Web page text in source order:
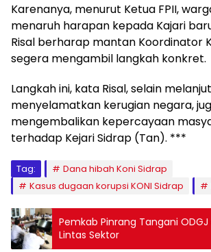
Karenanya, menurut Ketua FPII,
menaruh harapan kepada Kajari
Risal berharap mantan Koordinator
segera mengambil langkah konkret.
Langkah ini, kata Risal, selain
menyelamatkan kerugian negara,
mengembalikan kepercayaan
terhadap Kejari Sidrap (Tan). ***
Tag:
Dana hibah Koni Sidrap
Kasus dugaan korupsi KONI Sidrap
Pemkab Pinrang Tangani
Lintas Sektor